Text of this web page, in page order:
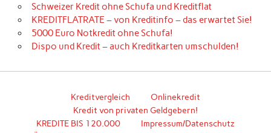
Schweizer Kredit ohne Schufa und Kreditflat
KREDITFLATRATE – von Kreditinfo – das erwartet Sie!
5000 Euro Notkredit ohne Schufa!
Dispo und Kredit – auch Kreditkarten umschulden!
Kreditvergleich
Onlinekredit
Kredit von privaten Geldgebern!
KREDITE BIS 120.000
Impressum/Datenschutz